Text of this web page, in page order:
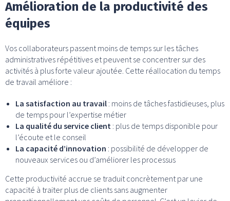
Amélioration de la productivité des
équipes
Vos collaborateurs passent moins de temps sur les tâches
administratives répétitives et peuvent se concentrer sur des
activités à plus forte valeur ajoutée. Cette réallocation du temps
de travail améliore :
La satisfaction au travail : moins de tâches fastidieuses, plus
de temps pour l’expertise métier
La qualité du service client : plus de temps disponible pour
l’écoute et le conseil
La capacité d’innovation : possibilité de développer de
nouveaux services ou d’améliorer les processus
Cette productivité accrue se traduit concrètement par une
capacité à traiter plus de clients sans augmenter